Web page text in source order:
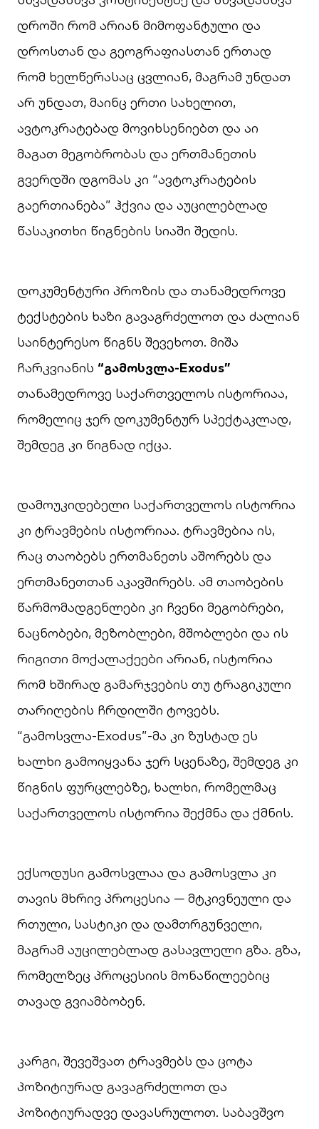
დროში რომ არიან მიმოფანტული და
დროსთან და გეოგრაფიასთან ერთად
რომ ხელწერასაც ცვლიან, მაგრამ უნდათ
არ უნდათ, მაინც ერთი სახელით,
ავტოკრატებად მოვიხსენიებთ და აი
მაგათ მეგობრობას და ერთმანეთის
გვერდში დგომას კი “ავტოკრატების
გაერთიანება” ჰქვია და აუცილებლად
წასაკითხი წიგნების სიაში შედის.
დოკუმენტური პროზის და თანამედროვე
ტექსტების ხაზი გავაგრძელოთ და ძალიან
საინტერესო წიგნს შევეხოთ. მიშა
ჩარკვიანის “გამოსვლა-Exodus”
თანამედროვე საქართველოს ისტორიაა,
რომელიც ჯერ დოკუმენტურ სპექტაკლად,
შემდეგ კი წიგნად იქცა.
დამოუკიდებელი საქართველოს ისტორია
კი ტრავმების ისტორიაა. ტრავმებია ის,
რაც თაობებს ერთმანეთს აშორებს და
ერთმანეთთან აკავშირებს. ამ თაობების
წარმომადგენლები კი ჩვენი მეგობრები,
ნაცნობები, მეზობლები, მშობლები და ის
რიგითი მოქალაქეები არიან, ისტორია
რომ ხშირად გამარჯვების თუ ტრაგიკული
თარიღების ჩრდილში ტოვებს.
“გამოსვლა-Exodus”-მა კი ზუსტად ეს
ხალხი გამოიყვანა ჯერ სცენაზე, შემდეგ კი
წიგნის ფურცლებზე, ხალხი, რომელმაც
საქართველოს ისტორია შექმნა და ქმნის.
ექსოდუსი გამოსვლაა და გამოსვლა კი
თავის მხრივ პროცესია — მტკივნეული და
რთული, სასტიკი და დამთრგუნველი,
მაგრამ აუცილებლად გასავლელი გზა. გზა,
რომელზეც პროცესიის მონაწილეებიც
თავად გვიამბობენ.
კარგი, შევეშვათ ტრავმებს და ცოტა
პოზიტიურად გავაგრძელოთ და
პოზიტიურადვე დავასრულოთ. საბავშვო